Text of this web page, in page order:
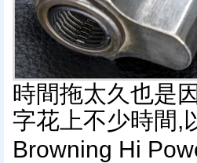
時間拖太久也是
字花上不少時間,
Browning Hi